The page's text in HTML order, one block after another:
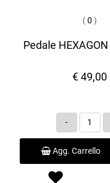
(0 )
Pedale
€ 49,00
Agg. Carrello